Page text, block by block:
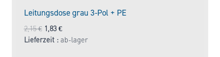
Leitungsdose grau 3-Pol + PE
2,15€ Ursprünglicher
Preis
1,83 €Aktueller
Preis
Lieferzeit : ab-lager